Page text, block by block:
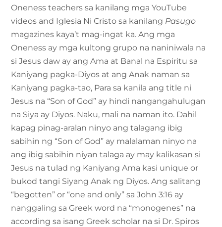
Oneness teachers sa kanilang mga YouTube
videos and Iglesia Ni Cristo sa kanilang Pasugo
magazines kaya’t mag-ingat ka. Ang mga
Oneness ay mga kultong grupo na naniniwala na
si Jesus daw ay ang Ama at Banal na Espiritu sa
Kaniyang pagka-Diyos at ang Anak naman sa
Kaniyang pagka-tao, Para sa kanila ang title ni
Jesus na “Son of God” ay hindi nangangahulugan
na Siya ay Diyos. Naku, mali na naman ito. Dahil
kapag pinag-aralan ninyo ang talagang ibig
sabihin ng “Son of God” ay malalaman ninyo na
ang ibig sabihin niyan talaga ay may kalikasan si
Jesus na tulad ng Kaniyang Ama kasi unique or
bukod tangi Siyang Anak ng Diyos. Ang salitang
“begotten” or “one and only” sa John 3:16 ay
nanggaling sa Greek word na “monogenes” na
according sa isang Greek scholar na si Dr. Spiros